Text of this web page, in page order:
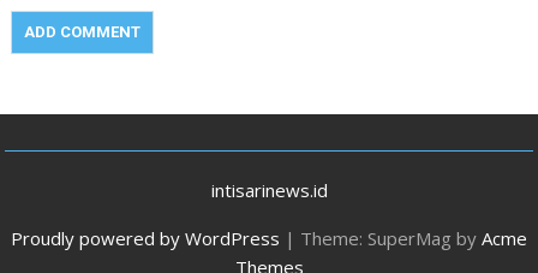
intisarinews.id
Proudly powered by WordPress | Theme: SuperMag by Acme
Themes